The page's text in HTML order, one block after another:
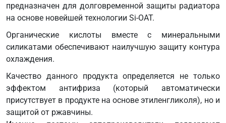
DQC
CC-
14
DTFR
29C100
325.0)
DTFR
29C120
(MB
предназначен для долговременной защиты радиатора
на основе новейшей технологии Si-OAT.
Органические кислоты вместе с минеральными
силикатами обеспечивают наилучшую защиту контура
охлаждения.
Качество данного продукта определяется не только
эффектом антифриза (который автоматически
присутствует в продукте на основе этиленгликоля), но и
защитой от ржавчины.